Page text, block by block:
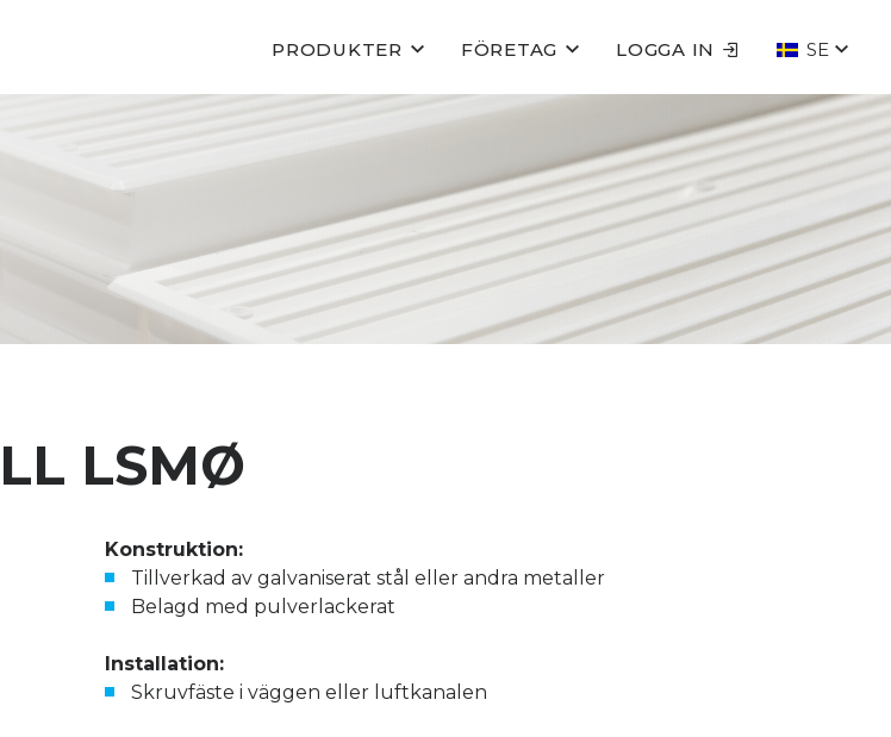
PRODUKTER FÖRETAG LOGGA IN SE
LSMØ
Konstruktion:
Tillverkad av galvaniserat stål eller andra metaller
Belagd med pulverlackerat
Installation:
Skruvfäste i väggen eller luftkanalen